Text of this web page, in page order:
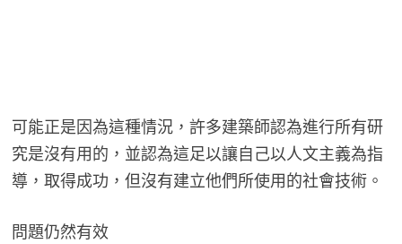
可能正是因為這種情況，許多建築師認為進行所有研
究是沒有用的，並認為這足以讓自己以人文主義為指
導，取得成功，但沒有建立他們所使用的社會技術。
問題仍然有效